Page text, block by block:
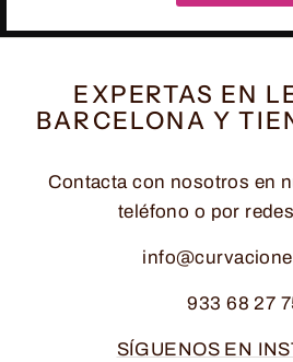
EXPERTAS EN
BARCELONA Y
Contacta con nosotros en
teléfono o por
933 68 27
SÍGUENOS EN